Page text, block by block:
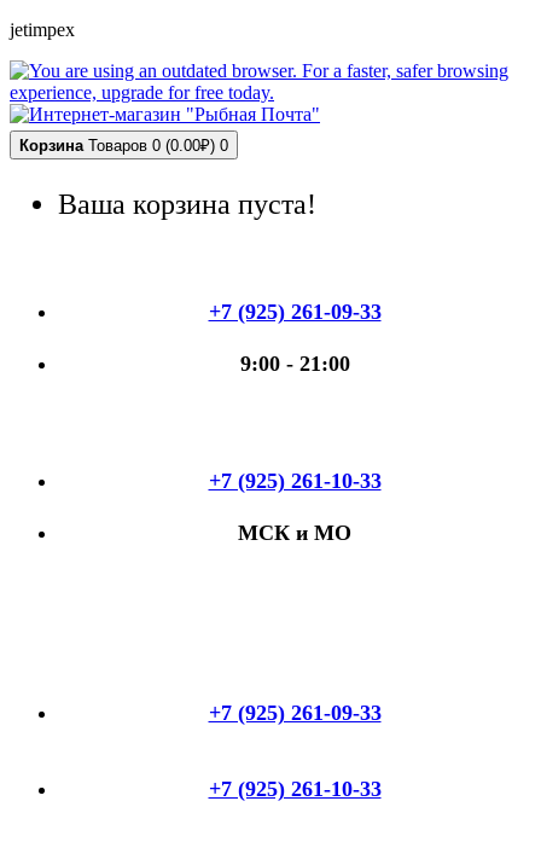
jetimpex
Корзина Товаров 0 (0.00₽) 0
Ваша корзина пуста!
+7 (925) 261-09-33
9:00 - 21:00
+7 (925) 261-10-33
МСК и МО
+7 (925) 261-09-33
+7 (925) 261-10-33